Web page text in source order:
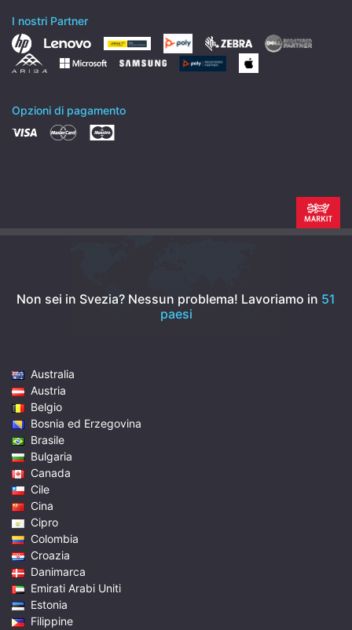
I nostri Partner
Opzioni di pagamento
Non sei in Svezia? Nessun problema! Lavoriamo in 51
paesi
Australia
Austria
Belgio
Bosnia ed Erzegovina
Brasile
Bulgaria
Canada
Cile
Cina
Cipro
Colombia
Croazia
Danimarca
Emirati Arabi Uniti
Estonia
Filippine